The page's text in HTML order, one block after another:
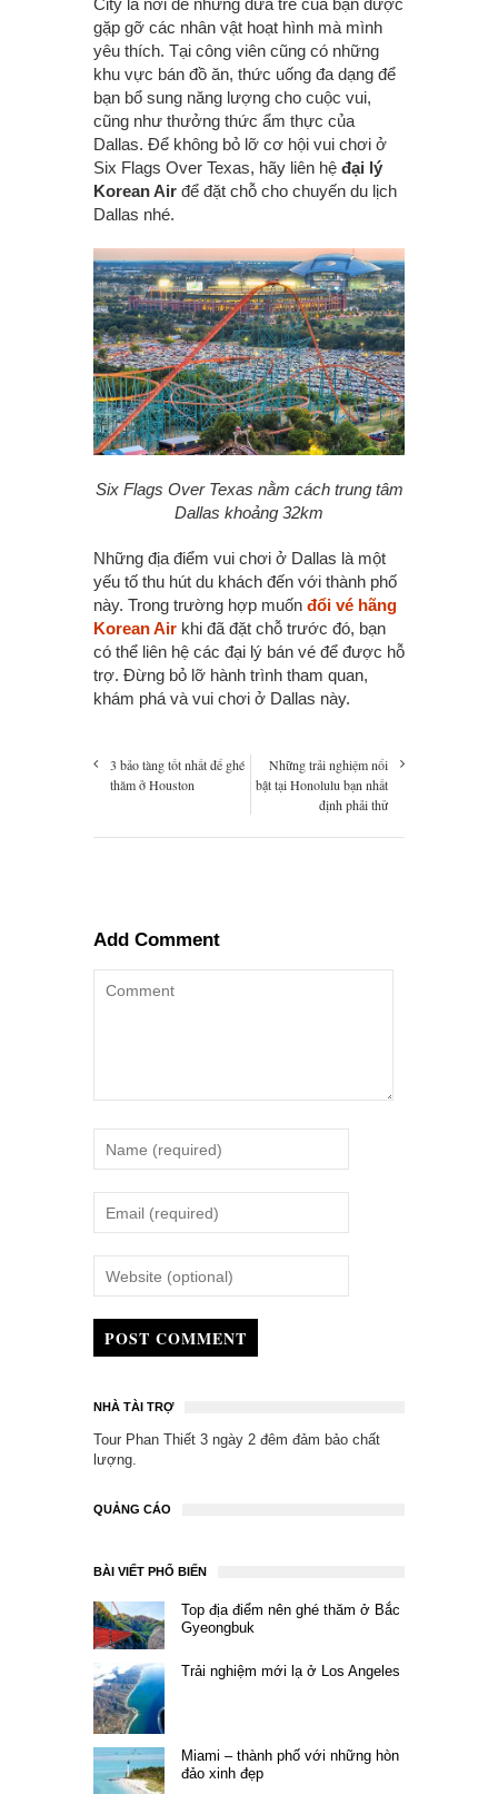
gặp gỡ các nhân vật hoạt hình mà mình
yêu thích. Tại công viên cũng có những
khu vực bán đồ ăn, thức uống đa dạng để
bạn bổ sung năng lượng cho cuộc vui,
cũng như thưởng thức ẩm thực của
Dallas. Để không bỏ lỡ cơ hội vui chơi ở
Six Flags Over Texas, hãy liên hệ đại lý
Korean Air để đặt chỗ cho chuyến du lịch
Dallas nhé.
Six Flags Over Texas nằm cách trung tâm
Dallas khoảng 32km
Những địa điểm vui chơi ở Dallas là một
yếu tố thu hút du khách đến với thành phố
này. Trong trường hợp muốn đổi vé hãng
Korean Air khi đã đặt chỗ trước đó, bạn
có thể liên hệ các đại lý bán vé để được hỗ
trợ. Đừng bỏ lỡ hành trình tham quan,
khám phá và vui chơi ở Dallas này.
3 bảo tàng tốt nhất để ghé
thăm ở Houston
Những trải nghiệm nổi
bật tại Honolulu bạn nhất
định phải thử
Add Comment
POST COMMENT
NHÀ TÀI TRỢ
Tour Phan Thiết 3 ngày 2 đêm đảm bảo chất
lượng.
QUẢNG CÁO
BÀI VIẾT PHỔ BIẾN
Top địa điểm nên ghé thăm ở Bắc
Gyeongbuk
Trải nghiệm mới lạ ở Los Angeles
Miami – thành phố với những hòn
đảo xinh đẹp